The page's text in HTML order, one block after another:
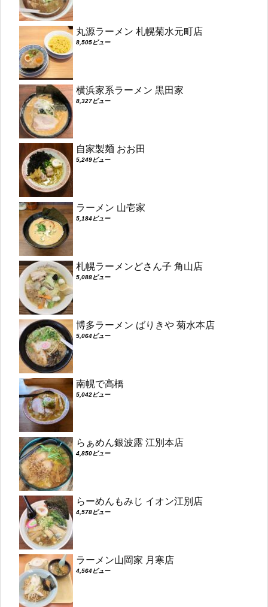
丸源ラーメン 札幌菊水元町店
8,505ビュー
横浜家系ラーメン 黒田家
8,327ビュー
自家製麺 おお田
5,249ビュー
ラーメン 山壱家
5,184ビュー
札幌ラーメンどさん子 角山店
5,088ビュー
博多ラーメン ばりきや 菊水本店
5,064ビュー
南幌で高橋
5,042ビュー
らぁめん銀波露 江別本店
4,850ビュー
らーめんもみじ イオン江別店
4,578ビュー
ラーメン山岡家 月寒店
4,564ビュー